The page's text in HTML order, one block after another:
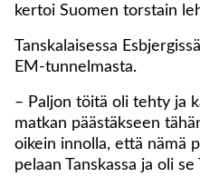
kertoi Suomen torstain
Tanskalaisessa
EM-tunnelmasta.
– Paljon töitä oli tehty ja
matkan päästäkseen
oikein innolla, että nämä
pelaan Tanskassa ja oli